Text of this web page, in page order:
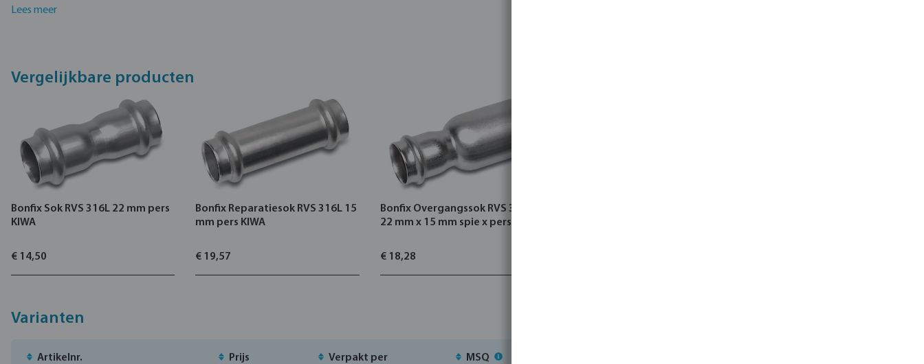
De sok is gemaakt van RVS 316L.
Lees meer
Vergelijkbare producten
Bonfix Sok RVS 316L 22 mm pers
KIWA
€ 14,50
Bonfix Reparatiesok RVS 316L 15
mm pers KIWA
€ 19,57
Bonfix Overgangssok RVS 316L
22 mm x 15 mm spie x pers KIWA
€ 18,28
Varianten
Artikelnr. Prijs Verpakt per MSQ